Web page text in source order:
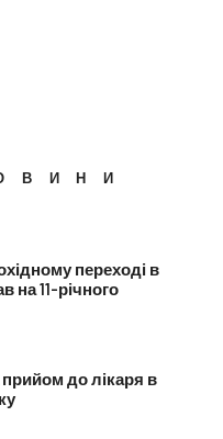
переході в
на 11-річного
до лікаря в